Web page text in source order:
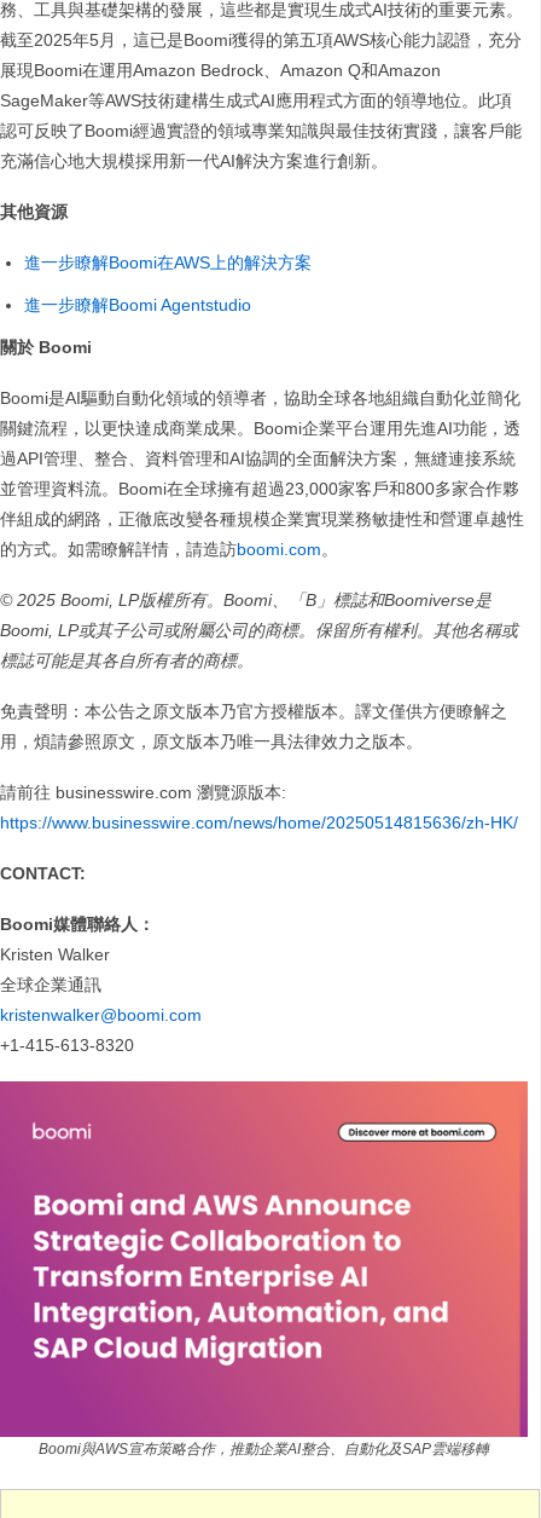
務、工具與基礎架構的發展，這些都是實現生成式AI技術的重要元素。
截至2025年5月，這已是Boomi獲得的第五項AWS核心能力認證，充分
展現Boomi在運用Amazon Bedrock、Amazon Q和Amazon
SageMaker等AWS技術建構生成式AI應用程式方面的領導地位。此項
認可反映了Boomi經過實證的領域專業知識與最佳技術實踐，讓客戶能
充滿信心地大規模採用新一代AI解決方案進行創新。
其他資源
​​進一步瞭解Boomi在AWS上的解決方案​
進一步瞭解Boomi Agentstudio
關於 Boomi
​​Boomi是AI驅動自動化領域的領導者，協助全球各地組織自動化並簡化
關鍵流程，以更快達成商業成果。​​Boomi企業平台運用先進AI功能，透
過API管理、整合、資料管理和AI協調的全面解決方案，無縫連接系統
並管理資料流。Boomi在全球擁有超過23,000家客戶和800多家合作夥
伴組成的網路，正徹底改變各種規模企業實現業務敏捷性和營運卓越性
的方式。如需瞭解詳情，請造訪boomi.com。
© 2025 Boomi, LP版權所有。Boomi、「B」標誌和Boomiverse是
Boomi, LP或其子公司或附屬公司的商標。保留所有權利。其他名稱或
標誌可能是其各自所有者的商標。
免責聲明：本公告之原文版本乃官方授權版本。譯文僅供方便瞭解之
用，煩請參照原文，原文版本乃唯一具法律效力之版本。
請前往 businesswire.com 瀏覽源版本:
https://www.businesswire.com/news/home/20250514815636/zh-HK/
CONTACT:
Boomi媒體聯絡人：
Kristen Walker
全球企業通訊
kristenwalker@boomi.com
+1-415-613-8320
Boomi與AWS宣布策略合作，推動企業AI整合、自動化及SAP雲端移轉​